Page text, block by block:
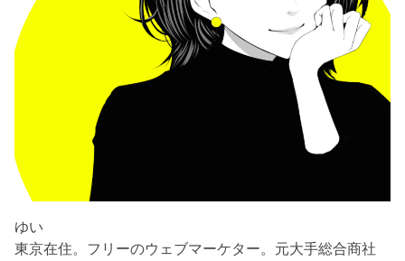
ゆい
東京在住。フリーのウェブマーケター。元大手総合商社